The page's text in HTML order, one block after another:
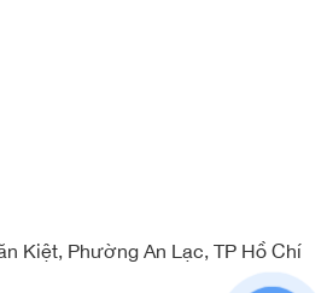
Kiệt, Phường An Lạc, TP Hồ Chí